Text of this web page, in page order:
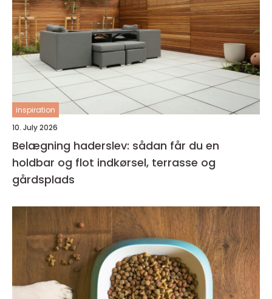
inspiration
10. July 2026
Belægning haderslev: sådan får du en
holdbar og flot indkørsel, terrasse og
gårdsplads